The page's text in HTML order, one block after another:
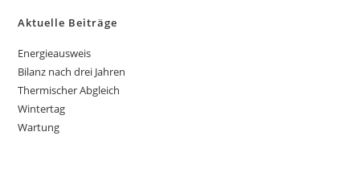
Aktuelle Beiträge
Energieausweis
Bilanz nach drei Jahren
Thermischer Abgleich
Wintertag
Wartung